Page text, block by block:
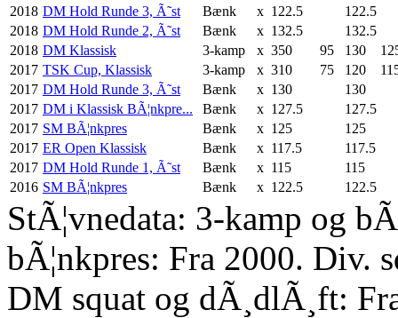
2018 DM Hold Runde 3, Ã˜st Bænk x 122.5
122.5
2018 DM Hold Runde 2, Ã˜st Bænk x 132.5
132.5
2018 DM Klassisk 3-kamp x 350 95 130
2017 TSK Cup, Klassisk 3-kamp x 310 75 120
2017 DM Hold Runde 3, Ã˜st Bænk x 130
130
2017 DM i Klassisk BÃ¦nkpre... Bænk x 127.5
127.5
2017 SM BÃ¦nkpres Bænk x 125
125
2017 ER Open Klassisk Bænk x 117.5
117.5
2017 DM Hold Runde 1, Ã˜st Bænk x 115
115
2016 SM BÃ¦nkpres Bænk x 122.5 122.5
StÃ¦vnedata: 3-kamp og
bÃ¦nkpres: Fra 2000. Div.
DM squat og dÃ¸dlÃ¸ft: